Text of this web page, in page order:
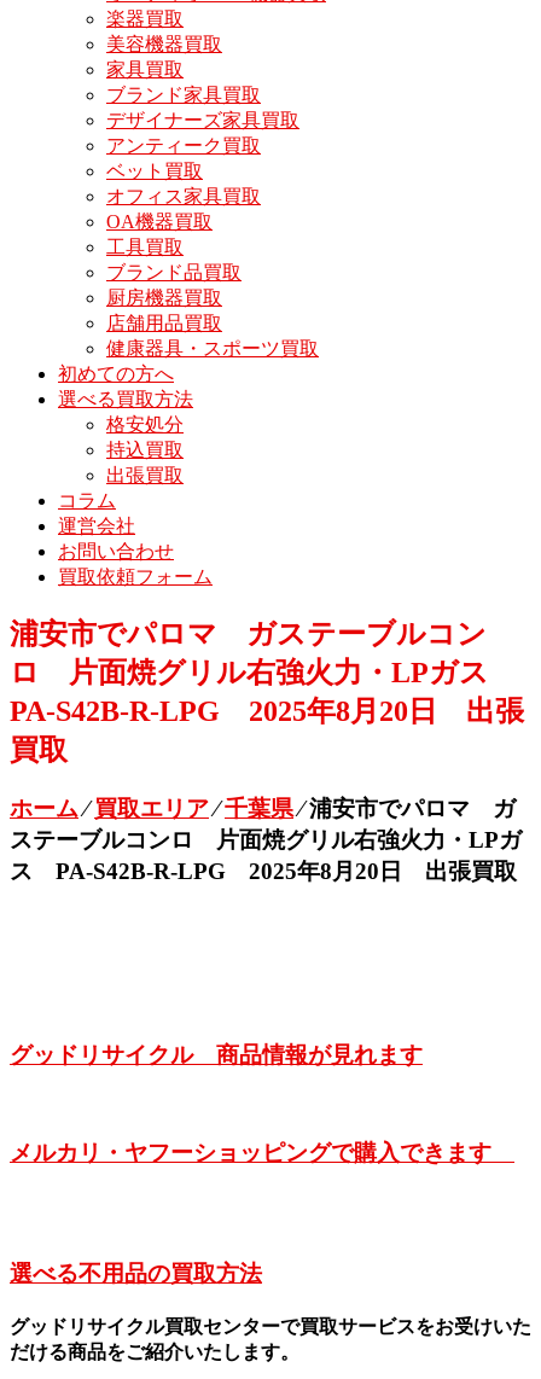
楽器買取
美容機器買取
家具買取
ブランド家具買取
デザイナーズ家具買取
アンティーク買取
ベット買取
オフィス家具買取
OA機器買取
工具買取
ブランド品買取
厨房機器買取
店舗用品買取
健康器具・スポーツ買取
初めての方へ
選べる買取方法
格安処分
持込買取
出張買取
コラム
運営会社
お問い合わせ
買取依頼フォーム
浦安市でパロマ ガステーブルコン
ロ 片面焼グリル右強火力・LPガス
PA-S42B-R-LPG 2025年8月20日 出張
買取
ホーム⁄買取エリア⁄千葉県⁄浦安市でパロマ ガ
ステーブルコンロ 片面焼グリル右強火力・LPガ
ス PA-S42B-R-LPG 2025年8月20日 出張買取
グッドリサイクル 商品情報が見れます
メルカリ・ヤフーショッピングで購入できます
選べる不用品の買取方法
グッドリサイクル買取センターで買取サービスをお受けいた
だける商品をご紹介いたします。